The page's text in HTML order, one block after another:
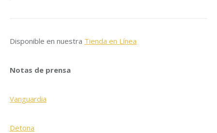
Disponible en nuestra Tienda en Línea
Notas de prensa
Vanguardia
Detona